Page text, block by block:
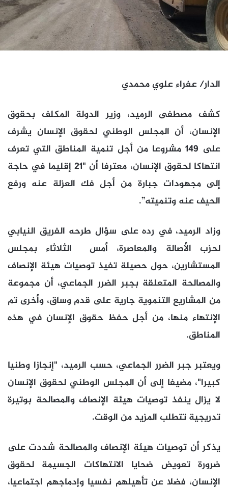
الدار/ عفراء علوي محمدي
كشف مصطفى الرميد، وزير الدولة المكلف بحقوق
الإنسان، أن المجلس الوطني لحقوق الإنسان يشرف
على 149 مشروعا من أجل تنمية المناطق التي تعرف
انتهاكا لحقوق الإنسان، معترفا أن "21 إقليما في حاجة
إلى مجهودات جبارة من أجل فك العزلة عنه ورفع
الحيف عنه وتنميته”.
وزاد الرميد، في رده على سؤال طرحه الفريق النيابي
لحزب الأصالة والمعاصرة، أمس الثلاثاء بمجلس
المستشارين، حول حصيلة تفيذ توصيات هيئة الإنصاف
والمصالحة المتعلقة بجبر الضرر الجماعي، أن مجموعة
من المشاريع التنموية جارية على قدم وساق، وأخرى تم
الإنتهاء منها، من أجل حفظ حقوق الإنسان في هذه
المناطق.
ويعتبر جبر الضرر الجماعي، حسب الرميد، "إنجازا وطنيا
كبيرا"، مضيفا إلى أن المجلس الوطني لحقوق الإنسان
لا يزال ينفذ توصيات هيئة الإنصاف والمصالحة بوتيرة
تدريجية تتطلب المزيد من الوقت.
يذكر أن توصيات هيئة الإنصاف والمصالحة شددت على
ضرورة تعويض ضحايا الانتهاكات الجسيمة لحقوق
الإنسان، فضلا عن تأهيلهم نفسيا وإدماجهم اجتماعيا،